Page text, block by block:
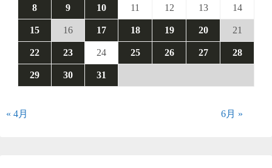
8 9 10 11 12 13 14
15 16 17 18 19 20 21
22 23 24 25 26 27 28
29 30 31
« 4月 6月 »